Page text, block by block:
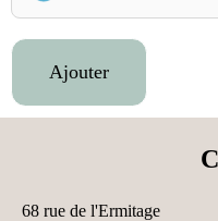
Ajouter
68 rue de l'Ermitage